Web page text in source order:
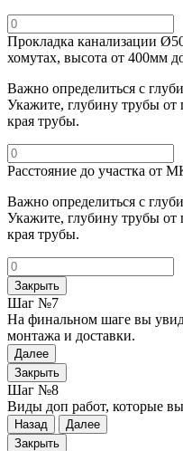
Прокладка канализации
хомутах, высота от 400мм
Важно определиться с
Укажите, глубину трубы от
края трубы.
Расстояние до участка от
Важно определиться с
Укажите, глубину трубы от
края трубы.
Закрыть
Шаг №7
На финальном шаге вы
монтажа и доставки.
Далее
Закрыть
Шаг №8
Виды доп работ, которые вы
Назад
Далее
Закрыть